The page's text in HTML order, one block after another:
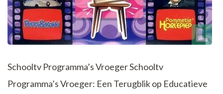
Schooltv Programma’s Vroeger Schooltv
Programma’s Vroeger: Een Terugblik op Educatieve